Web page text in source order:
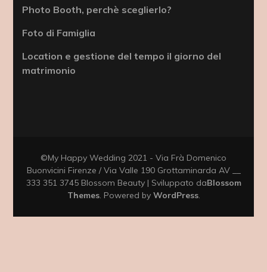
Photo Booth, perchè sceglierlo?
Foto di Famiglia
Location e gestione del tempo il giorno del
matrimonio
©My Happy Wedding 2021 - Via Frà Domenico
Buonvicini Firenze / Via Valle 190 Grottaminarda AV __
333 351 3745 Blossom Beauty | Sviluppato daBlossom
Themes. Powered by WordPress.